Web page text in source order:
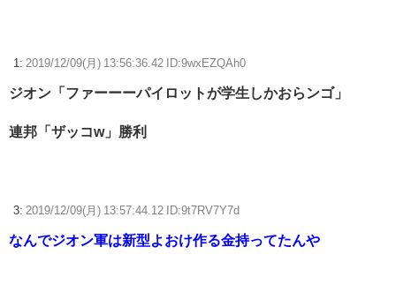
Powered by livedoor 相互RSS
1: 2019/12/09(月) 13:56:36.42 ID:9wxEZQAh0
ジオン「ファーーーパイロットが学生しかおらンゴ」
連邦「ザッコw」勝利
3: 2019/12/09(月) 13:57:44.12 ID:9t7RV7Y7d
なんでジオン軍は新型よおけ作る金持ってたんや